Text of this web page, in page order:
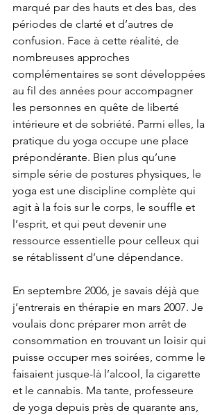
marqué par des hauts et des bas, des
périodes de clarté et d’autres de
confusion. Face à cette réalité, de
nombreuses approches
complémentaires se sont développées
au fil des années pour accompagner
les personnes en quête de liberté
intérieure et de sobriété. Parmi elles, la
pratique du yoga occupe une place
prépondérante. Bien plus qu’une
simple série de postures physiques, le
yoga est une discipline complète qui
agit à la fois sur le corps, le souffle et
l’esprit, et qui peut devenir une
ressource essentielle pour celleux qui
se rétablissent d’une dépendance.
En septembre 2006, je savais déjà que
j’entrerais en thérapie en mars 2007. Je
voulais donc préparer mon arrêt de
consommation en trouvant un loisir qui
puisse occuper mes soirées, comme le
faisaient jusque-là l’alcool, la cigarette
et le cannabis. Ma tante, professeure
de yoga depuis près de quarante ans,